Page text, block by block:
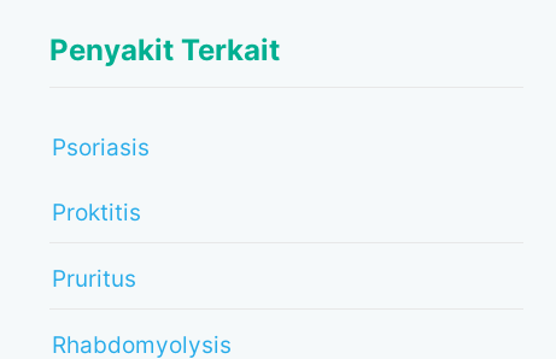
Penyakit Terkait
Psoriasis
Proktitis
Pruritus
Rhabdomyolysis